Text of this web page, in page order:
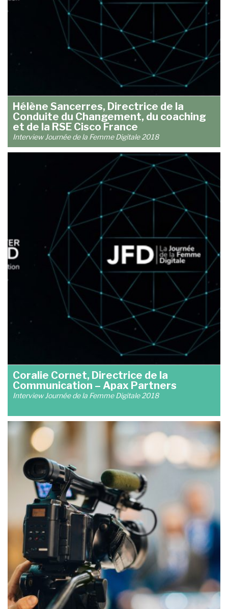
Hélène Sancerres, Directrice de la
Conduite du Changement, du coaching
et de la RSE Cisco France
Interview Journée de la Femme Digitale 2018
Coralie Cornet, Directrice de la
Communication – Apax Partners
Interview Journée de la Femme Digitale 2018